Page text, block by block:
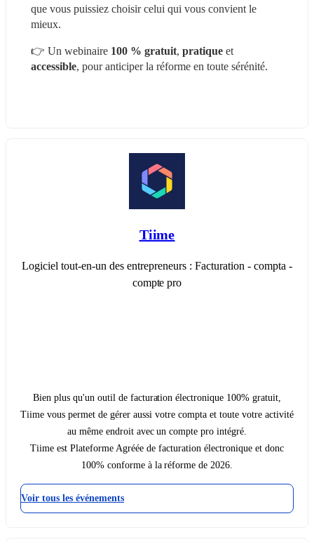
que vous puissiez choisir celui qui vous convient le
mieux.
👉 Un webinaire 100 % gratuit, pratique
accessible, pour anticiper la réforme en toute sérénité.
Tiime
Logiciel tout-en-un des entrepreneurs : Facturation - compta -
compte pro
Bien plus qu'un outil de facturation électronique 100% gratuit,
Tiime vous permet de gérer aussi votre compta et toute votre activité
au même endroit avec un compte pro intégré.
Tiime est Plateforme Agréée de facturation électronique et donc
100% conforme à la réforme de 2026.
Voir tous les événements